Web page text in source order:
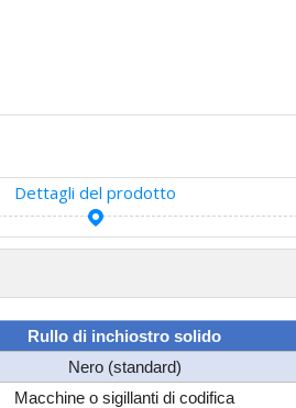
Dettagli del prodotto
Rullo di inchiostro solido
Nero (standard)
Macchine o sigillanti di codifica